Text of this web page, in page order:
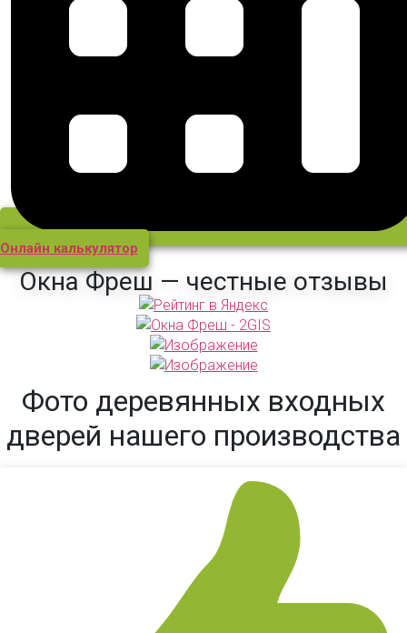
Онлайн калькулятор
Окна Фреш — честные отзывы
Фото деревянных входных
дверей нашего производства